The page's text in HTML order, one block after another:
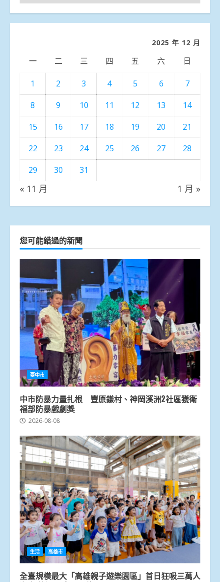
聞
分
2025 年 12 月
一 二 三 四 五 六 日
1 2 3 4 5 6
7
8
9 10 11 12 13
14
15
16 17 18 19 20
21
22
23 24 25 26 27
28
29
30 31
« 11 月 1 月 »
您可能錯過的新聞
臺中市
中市防暴力量扎根 豐原鎌村、神岡溪洲2社區獲衛
福部防暴戲劇獎
2026-08-08
生活 高雄市
全臺規模最大「高雄親子遊樂園區」首日狂吸三萬人